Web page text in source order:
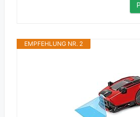
EMPFEHLUNG NR. 2